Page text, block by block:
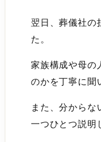
翌日、葬儀社の
た。
家族構成や母の
のかを丁寧に聞
また、分からな
一つひとつ説明